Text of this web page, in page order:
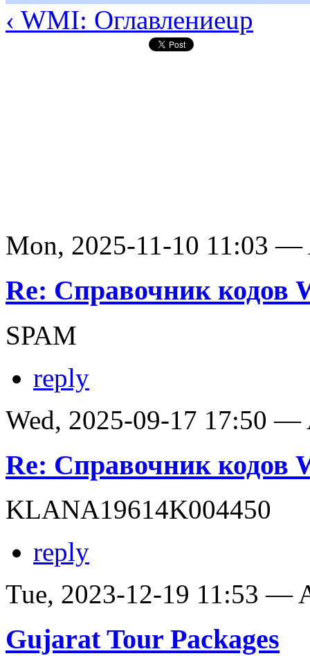
‹ WMI: Оглавлениеup
Mon, 2025-11-10 11:03 —
Re: Справочник кодов
SPAM
reply
Wed, 2025-09-17 17:50 —
Re: Справочник кодов
KLANA19614K004450
reply
Tue, 2023-12-19 11:53 —
Gujarat Tour Packages